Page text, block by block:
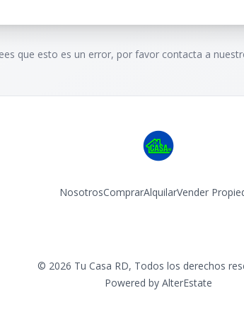
que esto es un error, por favor contacta a
NosotrosComprarAlquilarVender
© 2026 Tu Casa RD, Todos los derechos
Powered by AlterEstate